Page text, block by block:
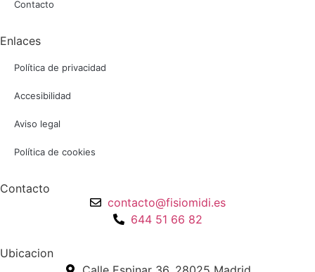
Contacto
Enlaces
Política de privacidad
Accesibilidad
Aviso legal
Política de cookies
Contacto
contacto@fisiomidi.es
644 51 66 82
Ubicacion